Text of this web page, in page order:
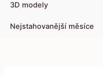
3D modely
Nejstahovanější měsíce